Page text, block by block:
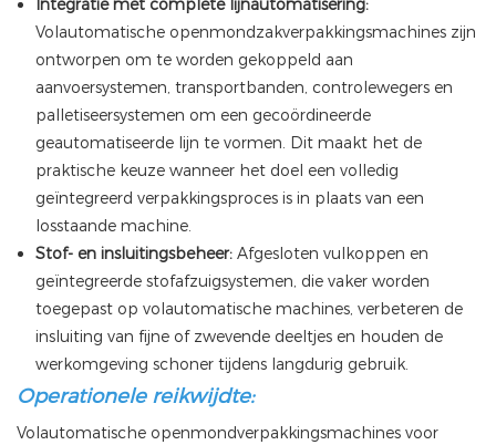
Integratie met complete lijnautomatisering:
Volautomatische openmondzakverpakkingsmachines zijn
ontworpen om te worden gekoppeld aan
aanvoersystemen, transportbanden, controlewegers en
palletiseersystemen om een ​​gecoördineerde
geautomatiseerde lijn te vormen. Dit maakt het de
praktische keuze wanneer het doel een volledig
geïntegreerd verpakkingsproces is in plaats van een
losstaande machine.
Stof- en insluitingsbeheer:Afgesloten vulkoppen en
geïntegreerde stofafzuigsystemen, die vaker worden
toegepast op volautomatische machines, verbeteren de
insluiting van fijne of zwevende deeltjes en houden de
werkomgeving schoner tijdens langdurig gebruik.
Operationele reikwijdte:
Volautomatische openmondverpakkingsmachines voor